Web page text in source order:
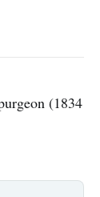
(1834